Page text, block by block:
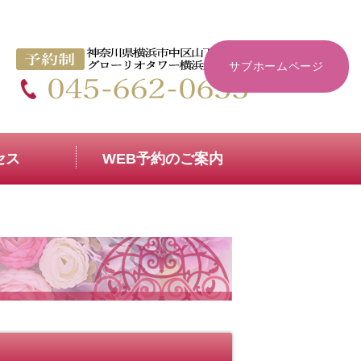
ス WEB予約のご案内
サブホームページ